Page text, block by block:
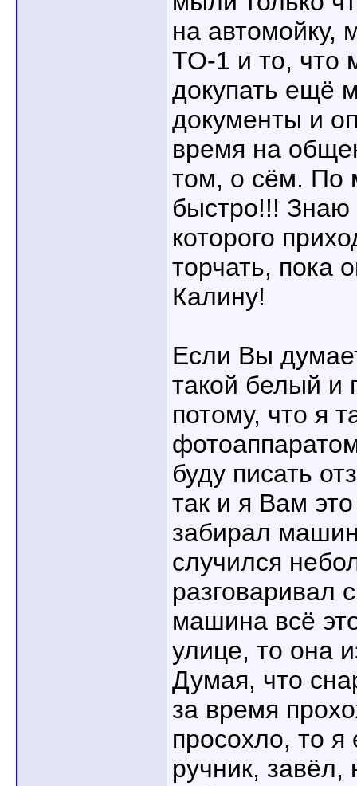
на
ТО-1 и то, что
докупать ещё
документы и
время на
том, о сём. По
быстро!!! Знаю
которого
торчать, пока
Калину!
Если Вы
такой белый и
потому, что я
буду писать
так и я Вам
забирал
случился
разговаривал
машина всё
улице, то она
Думая, что
за время
просохло, то я
ручник, завёл,